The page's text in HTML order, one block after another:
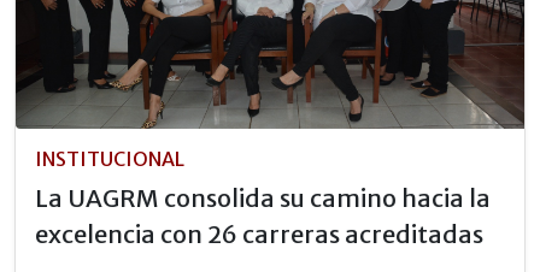
INSTITUCIONAL
La UAGRM consolida su camino hacia la
excelencia con 26 carreras acreditadas